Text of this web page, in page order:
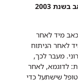
2003
מיד לאחר
לאחר הניתוח
מעבר לכך,
לדוגמא, לאחר
שישתעל כדי